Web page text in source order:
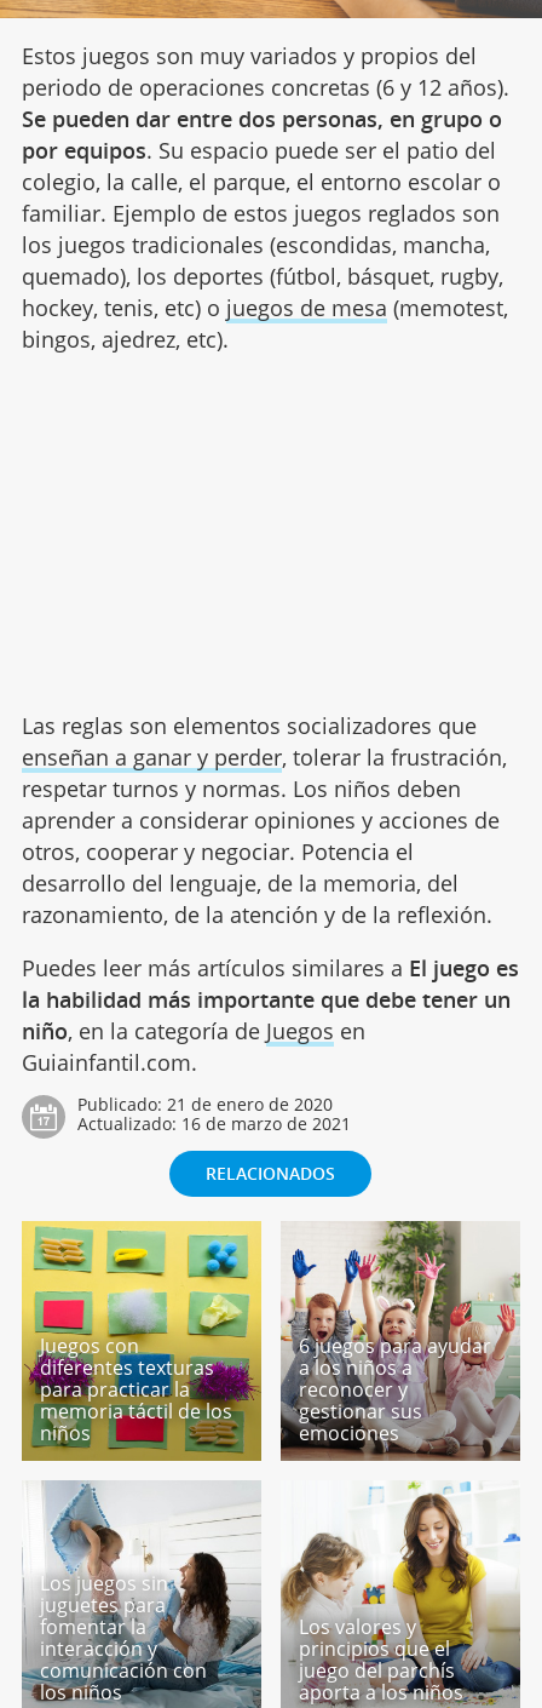
Estos juegos son muy variados y propios del
periodo de operaciones concretas (6 y 12 años).
Se pueden dar entre dos personas, en grupo o
por equipos. Su espacio puede ser el patio del
colegio, la calle, el parque, el entorno escolar o
familiar. Ejemplo de estos juegos reglados son
los juegos tradicionales (escondidas, mancha,
quemado), los deportes (fútbol, básquet, rugby,
hockey, tenis, etc) o juegos de mesa (memotest,
bingos, ajedrez, etc).
Las reglas son elementos socializadores que
enseñan a ganar y perder, tolerar la frustración,
respetar turnos y normas. Los niños deben
aprender a considerar opiniones y acciones de
otros, cooperar y negociar. Potencia el
desarrollo del lenguaje, de la memoria, del
razonamiento, de la atención y de la reflexión.
Puedes leer más artículos similares a El juego es
la habilidad más importante que debe tener un
niño, en la categoría de Juegos en
Guiainfantil.com.
Publicado: 21 de enero de 2020
Actualizado: 16 de marzo de 2021
RELACIONADOS
Juegos con
diferentes texturas
para practicar la
memoria táctil de los
niños
6 juegos para ayudar
a los niños a
reconocer y
gestionar sus
emociones
Los juegos sin
juguetes para
fomentar la
interacción y
comunicación con
los niños
Los valores y
principios que el
juego del parchís
aporta a los niños